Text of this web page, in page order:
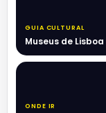
GUIA CULTURAL
Museus de Lisboa
ONDE IR